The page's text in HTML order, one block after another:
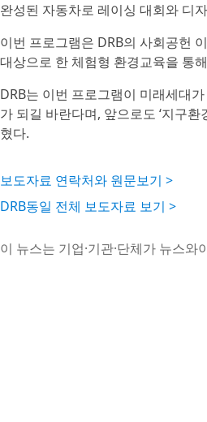
완성된 자동차로 레이싱 대회와 디
이번 프로그램은 DRB의 사회공헌
대상으로 한 체험형 환경교육을 통
DRB는 이번 프로그램이 미래세대
가 되길 바란다며, 앞으로도 ‘지구
혔다.
보도자료 연락처와 원문보기 >
DRB동일 전체 보도자료 보기 >
이 뉴스는 기업·기관·단체가 뉴스